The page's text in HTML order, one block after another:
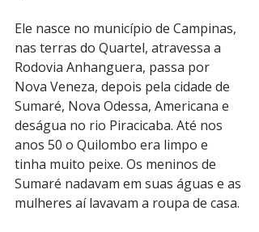
Ele nasce no município de Campinas,
nas terras do Quartel, atravessa a
Rodovia Anhanguera, passa por
Nova Veneza, depois pela cidade de
Sumaré, Nova Odessa, Americana e
deságua no rio Piracicaba. Até nos
anos 50 o Quilombo era limpo e
tinha muito peixe. Os meninos de
Sumaré nadavam em suas águas e as
mulheres aí lavavam a roupa de casa.